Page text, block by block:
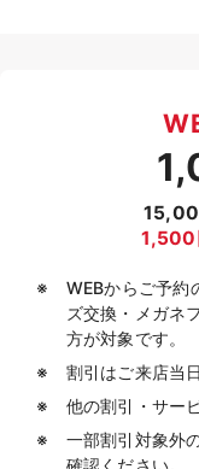
1,500
WEBからご予約
ズ交換・メガネ
方が対象です。
割引はご来店当
他の割引・サー
一部割引対象外